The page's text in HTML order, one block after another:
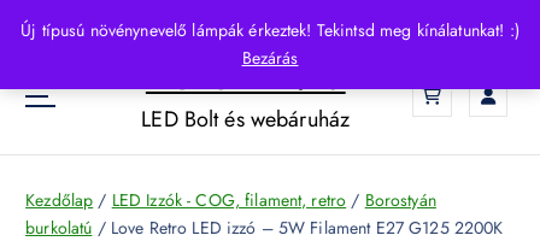
Új típusú növénynevelő lámpák érkeztek! Tekintsd meg kínálatunkat! :)
Bezárás
p
o
HelloLED.hu
LED Bolt és webáruház
Kezdőlap / LED Izzók - COG, filament, retro / Borostyán
burkolatú / Love Retro LED izzó – 5W Filament E27 G125 2200K